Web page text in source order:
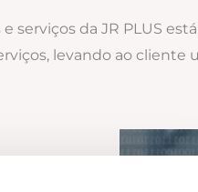
serviços da JR PLUS
levando ao